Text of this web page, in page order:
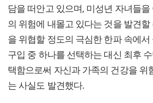
담을 떠안고 있으며, 미성년 자녀들
의 위험에 내몰고 있다는 것을 발견할
을 위협할 정도의 극심한 한파 속에
구입 중 하나를 선택하는 대신 최후
택함으로써 자신과 가족의 건강을 위
는 사실도 발견했다.